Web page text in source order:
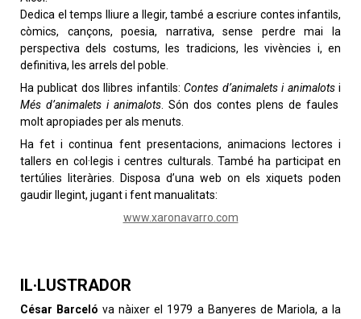
Dedica el temps lliure a llegir, també a escriure contes infantils,
còmics, cançons, poesia, narrativa, sense perdre mai la
perspectiva dels costums, les tradicions, les vivències i, en
definitiva, les arrels del poble.
Ha publicat dos llibres infantils:Contes d’animalets i animalotsi
Més d’animalets i animalots. Són dos contes plens de faules
molt apropiades per als menuts.
Ha fet i continua fent presentacions, animacions lectores i
tallers en col·legis i centres culturals. També ha participat en
tertúlies literàries. Disposa d’una web on els xiquets poden
gaudir llegint, jugant i fent manualitats:
www.xaronavarro.com
IL·LUSTRADOR
César Barceló va nàixer el 1979 a Banyeres de Mariola, a la